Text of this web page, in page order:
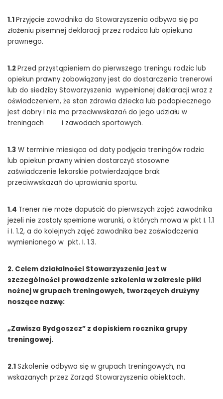
1.1Przyjęcie zawodnika do Stowarzyszenia odbywa się po
złożeniu pisemnej deklaracji przez rodzica lub opiekuna
prawnego.
1.2Przed przystąpieniem do pierwszego treningu rodzic lub
opiekun prawny zobowiązany jest do dostarczenia trenerowi
lub do siedziby Stowarzyszenia wypełnionej deklaracji wraz z
oświadczeniem, że stan zdrowia dziecka lub podopiecznego
jest dobry i nie ma przeciwwskazań do jego udziału w
treningach i zawodach sportowych.
1.3 W terminie miesiąca od daty podjęcia treningów rodzic
lub opiekun prawny winien dostarczyć stosowne
zaświadczenie lekarskie potwierdzające brak
przeciwwskazań do uprawiania sportu.
1.4 Trener nie może dopuścić do pierwszych zajęć zawodnika
jeżeli nie zostały spełnione warunki, o których mowa w pkt I. 1.1
i I. 1.2, a do kolejnych zajęć zawodnika bez zaświadczenia
wymienionego w pkt. I. 1.3.
2. Celem działalności Stowarzyszenia jest w
szczególności prowadzenie szkolenia w zakresie piłki
nożnej w grupach treningowych, tworzących drużyny
noszące nazwę:
„Zawisza Bydgoszcz” z dopiskiem rocznika grupy
treningowej.
2.1Szkolenie odbywa się w grupach treningowych, na
wskazanych przez Zarząd Stowarzyszenia obiektach.